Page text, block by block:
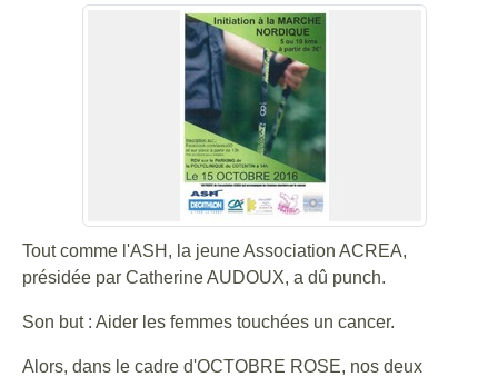
Tout comme l'ASH, la jeune Association ACREA,
présidée par Catherine AUDOUX, a dû punch.
Son but : Aider les femmes touchées un cancer.
Alors, dans le cadre d'OCTOBRE ROSE, nos deux